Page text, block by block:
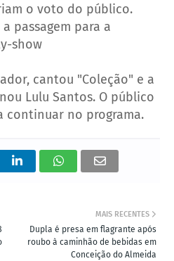
o voto do público.
passagem para a
show
cantou "Coleção" e a
Lulu Santos. O público
continuar no programa.
MAIS RECENTES
Dupla é presa em flagrante após
roubo à caminhão de bebidas em
Conceição do Almeida